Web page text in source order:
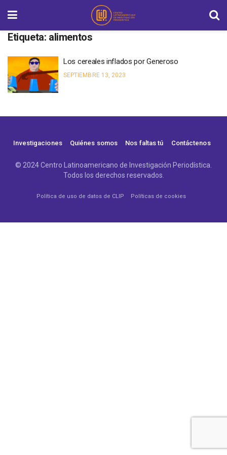
Etiqueta: alimentos
Los cereales inflados por Generoso
SEPTIEMBRE 13, 2023
Investigaciones Quiénes somos Nos faltas tú Contáctenos
© 2024 Centro Latinoamericano de Investigación Periodística.
Todos los derechos reservados.
Política de uso de datos de CLIP Políticas de cookies